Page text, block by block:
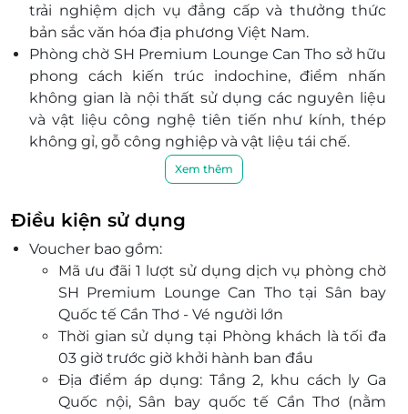
trải nghiệm dịch vụ đẳng cấp và thưởng thức
bản sắc văn hóa địa phương Việt Nam.
Phòng chờ SH Premium Lounge Can Tho sở hữu
phong cách kiến trúc indochine, điểm nhấn
không gian là nội thất sử dụng các nguyên liệu
và vật liệucông nghệ tiên tiến như kính, thép
không gỉ, gỗ công nghiệp và vật liệu tái chế.
Phòng chờ được chia thành nhiều khu vực chức
năng như: chỗ nghỉ ngơi, quầy bar/ buffet, phòng
hút thuốc... luôn đáp ứng một các tốt nhất nhu
cầu đa dạng của hành khách.
Đặc biệt, menu đa dạng, chế biến khéo léo và
bày trí đẹp mắt từ các món ăn đặc sản truyền
thống của Cần Thơ như: nem nướng, bánh xèo ...
đến những món khai vị/ đồ uống/ đồ tráng
miệng đặc sắc.
Với đội ngũ nhân viên chuyên nghiệp, chu đáo,
nhiệt tình cùng phong cách phục vụ cởi mở,
chân thành, hiếu khách, Phòng chờ SH Premium
Xem thêm
Điều kiện sử dụng
Voucher bao gồm:
Mã ưu đãi 1 lượt sử dụng dịch vụ phòng chờ
SH Premium Lounge Can Tho tại Sân bay
Quốc tế Cần Thơ - Vé người lớn
Thời gian sử dụng tại Phòng khách là tối đa
03 giờ trước giờ khởi hành ban đầu
Địa điểm áp dụng: Tầng 2, khu cách ly Ga
Quốc nội, Sân bay quốc tế Cần Thơ (nằm